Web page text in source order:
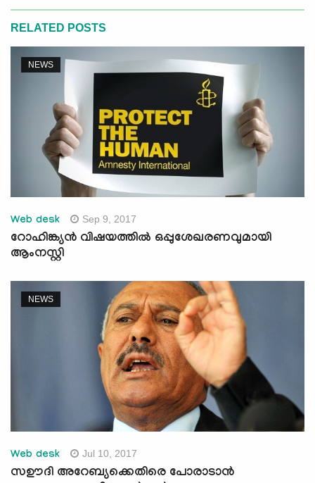
RELATED POSTS
NEWS
Web desk Sep 9, 2017
റോഹിങ്ക്യന്‍ വിഷയത്തില്‍ ഒപ്പുശേഖരണവുമായി
ആംനസ്റ്റി
NEWS
Web desk Jul 10, 2017
സഊദി അറേബ്യക്കെതിരെ പോരാടാന്‍